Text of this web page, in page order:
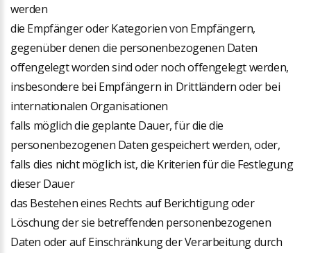
werden
die Empfänger oder Kategorien von Empfängern,
gegenüber denen die personenbezogenen Daten
offengelegt worden sind oder noch offengelegt werden,
insbesondere bei Empfängern in Drittländern oder bei
internationalen Organisationen
falls möglich die geplante Dauer, für die die
personenbezogenen Daten gespeichert werden, oder,
falls dies nicht möglich ist, die Kriterien für die Festlegung
dieser Dauer
das Bestehen eines Rechts auf Berichtigung oder
Löschung der sie betreffenden personenbezogenen
Daten oder auf Einschränkung der Verarbeitung durch